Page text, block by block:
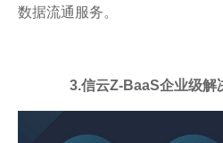
数据流通服务。
3.信云Z-BaaS企业级解